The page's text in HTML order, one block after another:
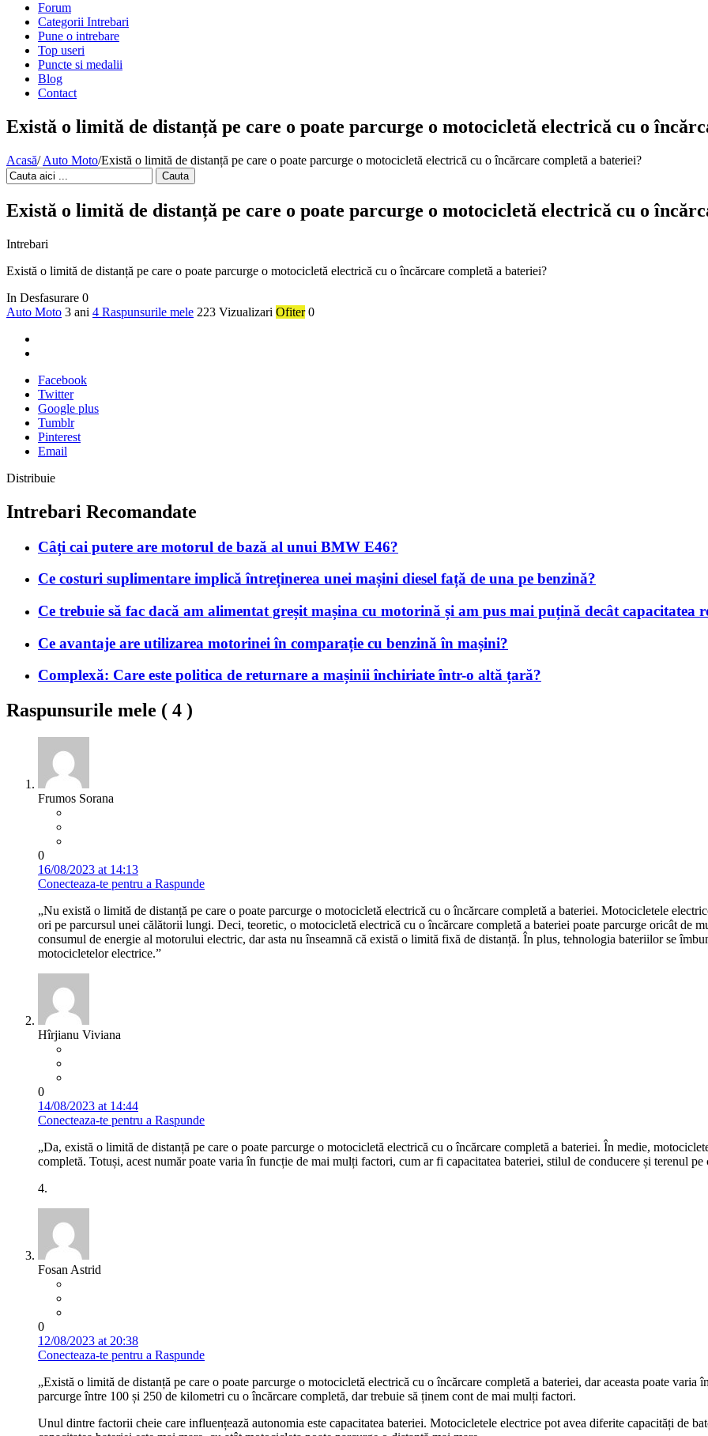
Forum
Categorii Intrebari
Pune o intrebare
Top useri
Puncte si medalii
Blog
Contact
Există o limită de distanță pe care o poate parcurge o motocicletă electrică cu o
Acasă/ Auto Moto/Există o limită de distanță pe care o poate parcurge o motocicletă electrică cu o încărcare completă a bateriei?
Cauta
Există o limită de distanță pe care o poate parcurge o motocicletă electrică cu o
Intrebari
Există o limită de distanță pe care o poate parcurge o motocicletă electrică cu o încărcare completă a bateriei?
In Desfasurare 0
Auto Moto 3 ani 4 Raspunsurile mele 223 Vizualizari Ofiter 0
Facebook
Twitter
Google plus
Tumblr
Pinterest
Email
Distribuie
Intrebari Recomandate
Câți cai putere are motorul de bază al unui BMW E46?
Ce costuri suplimentare implică întreținerea unei mașini diesel față de una pe benzină?
Ce trebuie să fac dacă am alimentat greșit mașina cu motorină și am pus mai puțină decât capacitatea
Ce avantaje are utilizarea motorinei în comparație cu benzină în mașini?
Complexă: Care este politica de returnare a mașinii închiriate într-o altă țară?
Raspunsurile mele ( 4 )
Frumos Sorana
0
16/08/2023 at 14:13
Conecteaza-te pentru a Raspunde
„Nu există o limită de distanță pe care o poate parcurge o motocicletă electrică cu o încărcare completă a bateriei. Motocicletele
ori pe parcursul unei călătorii lungi. Deci, teoretic, o motocicletă electrică cu o încărcare completă a bateriei poate parcurge oricât de
consumul de energie al motorului electric, dar asta nu înseamnă că există o limită fixă de distanță. În plus, tehnologia bateriilor se
motocicletelor electrice.”
Hîrjianu Viviana
0
14/08/2023 at 14:44
Conecteaza-te pentru a Raspunde
„Da, există o limită de distanță pe care o poate parcurge o motocicletă electrică cu o încărcare completă a bateriei. În medie,
completă. Totuși, acest număr poate varia în funcție de mai mulți factori, cum ar fi capacitatea bateriei, stilul de conducere și terenul pe
4.
Fosan Astrid
0
12/08/2023 at 20:38
Conecteaza-te pentru a Raspunde
„Există o limită de distanță pe care o poate parcurge o motocicletă electrică cu o încărcare completă a bateriei, dar aceasta poate
parcurge între 100 și 250 de kilometri cu o încărcare completă, dar trebuie să ținem cont de mai mulți factori.
Unul dintre factorii cheie care influențează autonomia este capacitatea bateriei. Motocicletele electrice pot avea diferite capacități de